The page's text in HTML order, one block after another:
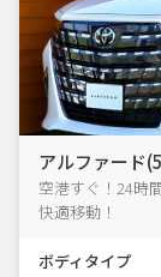
アルファード
空港すぐ！24時
快適移動！
ボディタイプ